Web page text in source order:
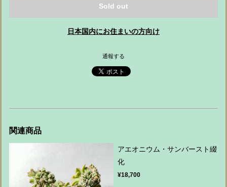
Sold out
日本国内にお住まいの方向け
通報する
関連商品
アエオニウム・サンバースト綴
化
¥18,700